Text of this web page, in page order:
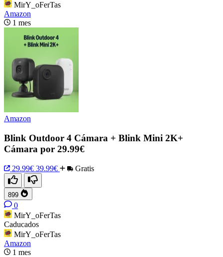
MirY_oFerTas
Amazon
1 mes
Amazon
Blink Outdoor 4 Cámara + Blink Mini 2K+
Cámara por 29.99€
29.99€ 39.99€ Gratis
899
0
MirY_oFerTas
Caducados
MirY_oFerTas
Amazon
1 mes